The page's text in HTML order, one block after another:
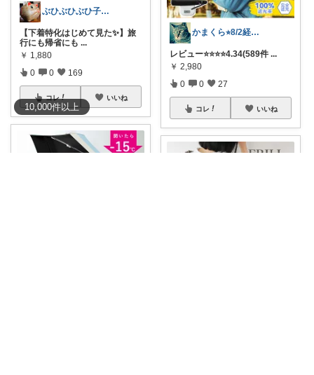
10,000件以上
ぶひぶひぶひ子・暑いの苦手・・・辛い
【下着特化はじめて見た✨】旅
行にも帰省にも ...
￥ 1,880
0 0 169
コレ いいね
かまくら⭐︎8/2経由購入感謝です
レビュー⭐️⭐️⭐️⭐️4.34(589件 ...
￥ 2,980
0 0 27
コレ いいね